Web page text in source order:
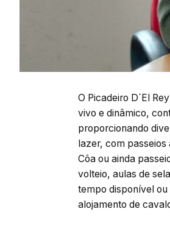
O Picadeiro D´El
vivo e dinâmico,
proporcionando
lazer, com passeios
Côa ou ainda
volteio, aulas de
tempo disponível
alojamento de